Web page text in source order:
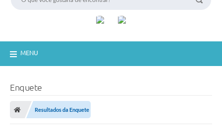
MENU
Enquete
Resultados da Enquete